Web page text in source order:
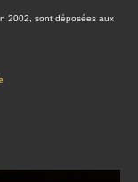
2002, sont déposées aux